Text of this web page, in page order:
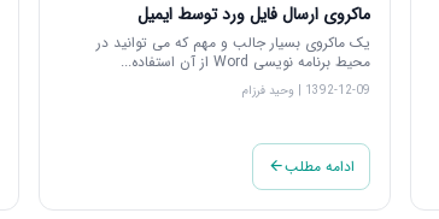
ماکروی ارسال فایل ورد توسط ایمیل
یک ماکروی بسیار جالب و مهم که می توانید در
محیط برنامه نویسی Word از آن استفاده...
1392-12-09 | وحید فرزام
ادامه مطلب